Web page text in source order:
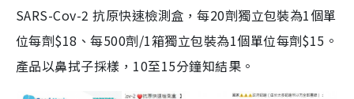
SARS-Cov-2 抗原快速檢測盒，每20劑獨立包裝為1個單
位每劑$18、每500劑/1箱獨立包裝為1個單位每劑$15。
產品以鼻拭子採樣，10至15分鐘知結果。